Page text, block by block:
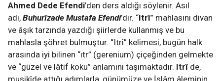
Ahmed Dede Efendi’den ders aldığı söylenir. Asıl
adı, Buhurîzade Mustafa Efendi’dir. “Itrî” mahlasını divan
ve âşık tarzında yazdığı şiirlerde kullanmış ve bu
mahlasla şöhret bulmuştur. “Itrî” kelimesi, bugün halk
arasında iyi bilinen “ıtr” (gerenium) çiçeğinden gelmekte
ve “güzel ve lâtif koku” anlamını taşımaktadır. Itrî de,
musikîde attığı adımlarla, günümüze ve İslâm âleminin